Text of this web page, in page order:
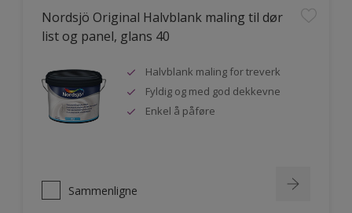
Nordsjö Original Halvblank maling til dør
list og panel, glans 40
Halvblank maling for treverk
Fyldig og med god dekkevne
Enkel å påføre
Sammenligne